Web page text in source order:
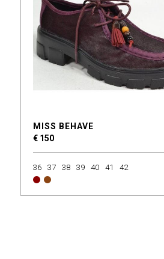
MISS BEHAVE
€ 150
36 37 38 39 40 41 42